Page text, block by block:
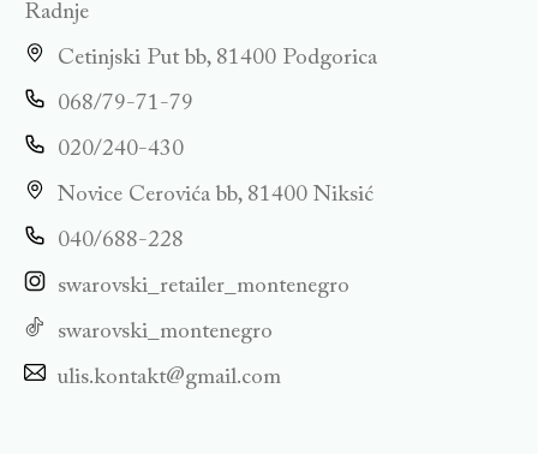
Radnje
Cetinjski Put bb, 81400 Podgorica
068/79-71-79
020/240-430
Novice Cerovića bb, 81400 Niksić
040/688-228
swarovski_retailer_montenegro
swarovski_montenegro
ulis.kontakt@gmail.com